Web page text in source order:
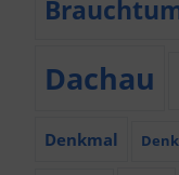
Dachau
Denkmal